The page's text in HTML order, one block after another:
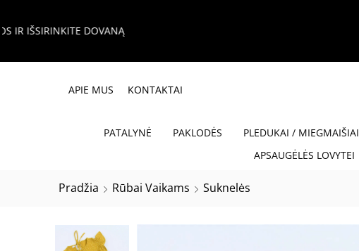
APIE MUS KONTAKTAI
PATALYNĖ PAKLODĖS PLEDUKAI / MIEGMAIŠIAI
APSAUGĖLĖS LOVYTEI
Pradžia Rūbai Vaikams Suknelės